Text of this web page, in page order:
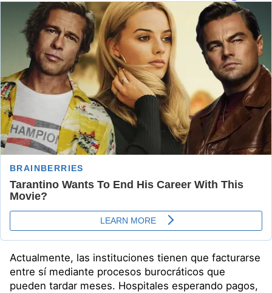
Actualmente, las instituciones tienen que facturarse
entre sí mediante procesos burocráticos que
pueden tardar meses. Hospitales esperando pagos,